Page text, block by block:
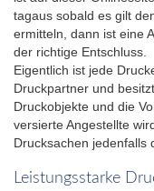
tagaus sobald es gilt
ermitteln, dann ist eine
der richtige Entschluss.
Eigentlich ist jede
Druckpartner und
Druckobjekte und die
versierte Angestellte
Drucksachen jedenfalls
Leistungsstarke